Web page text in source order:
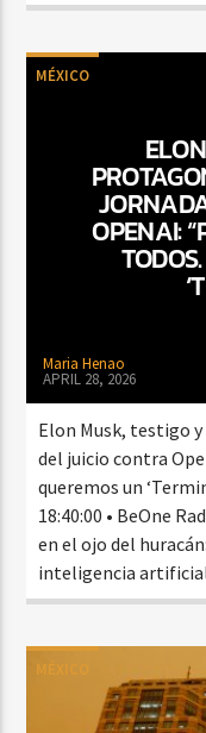
MÉXICO
OPENAI:
Maria Henao
APRIL 28, 2026
Elon Musk, testigo
del juicio contra
queremos un
18:40:00 • BeOne
en el ojo del
inteligencia
MÉXICO